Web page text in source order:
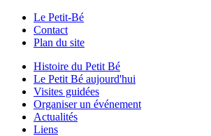
Le Petit-Bé
Contact
Plan du site
Histoire du Petit Bé
Le Petit Bé aujourd'hui
Visites guidées
Organiser un événement
Actualités
Liens